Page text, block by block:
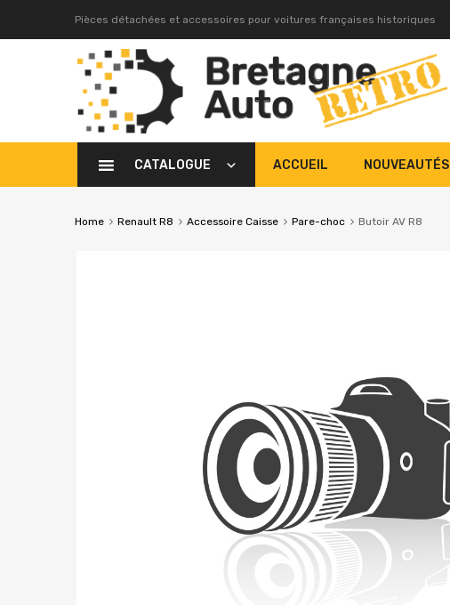
Pièces détachées et accessoires pour voitures françaises historiques
CATALOGUE ACCUEIL NOUVEAUTÉS
Home Renault R8 Accessoire Caisse Pare-choc Butoir AV R8